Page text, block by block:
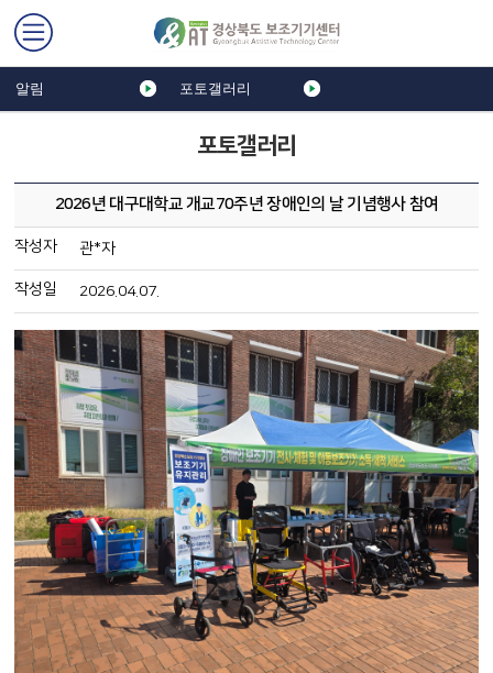
포토갤러리
알림 포토갤러리
2026년 대구대학교 개교70주년 장애인의 날 기념행사 참여
작성자 관*자
작성일 2026.04.07.